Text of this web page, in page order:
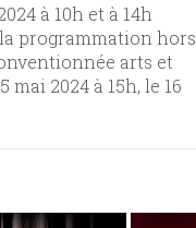
à 10h et à 14h
programmation hors
arts et
mai 2024 à 15h, le 16